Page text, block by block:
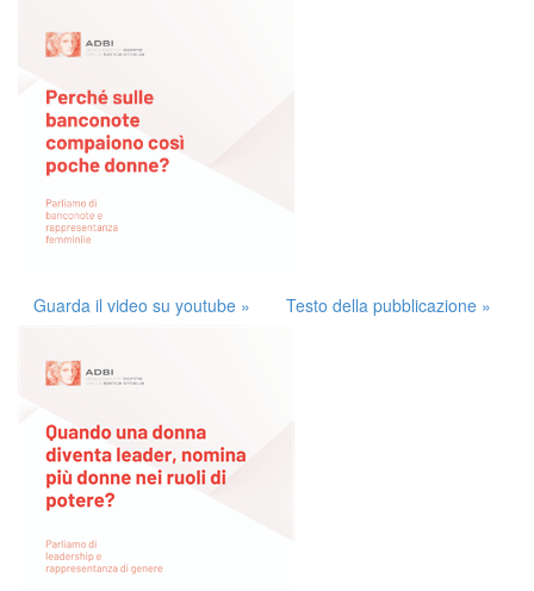
Guarda il video su youtube » Testo della pubblicazione »